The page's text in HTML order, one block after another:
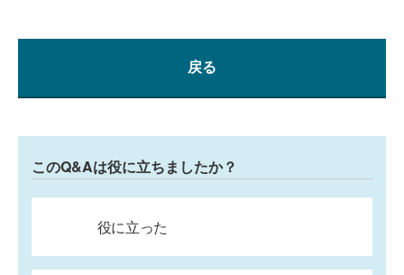
戻る
このQ&Aは役に立ちましたか？
役に立った